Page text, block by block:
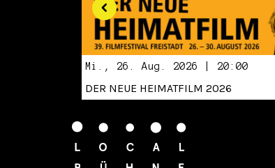
Mi., 26. Aug. 2026 | 20:00
DER NEUE HEIMATFILM 2026